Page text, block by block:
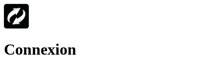
Connexion